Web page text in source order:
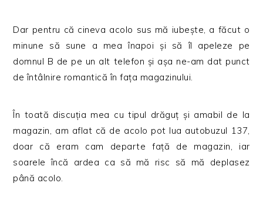
Dar pentru că cineva acolo sus mă iubește, a făcut o
minune să sune a mea înapoi și să îl apeleze pe
domnul B de pe un alt telefon și așa ne-am dat punct
de întâlnire romantică în fața magazinului.
În toată discuția mea cu tipul drăguț și amabil de la
magazin, am aflat că de acolo pot lua autobuzul 137,
doar că eram cam departe față de magazin, iar
soarele încă ardea ca să mă risc să mă deplasez
până acolo.